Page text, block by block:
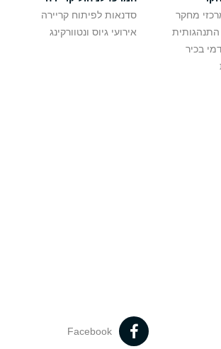
מחקר
בכיר
סדנאות לפיתוח קריירה
אירועי גיוס ונטוורקינג
Facebook